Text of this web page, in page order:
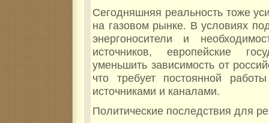
Сегодняшняя реальность тоже
на газовом рынке. В условиях
энергоносители и
источников, европейские
уменьшить зависимость от
что требует постоянной
источниками и каналами.
Политические последствия для